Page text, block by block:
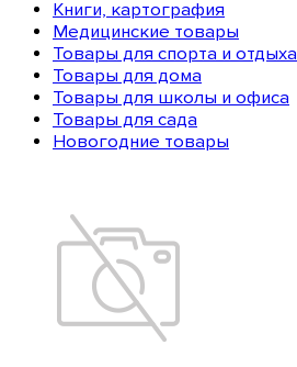
Книги, картография
Медицинские товары
Товары для спорта и отдыха
Товары для дома
Товары для школы и офиса
Товары для сада
Новогодние товары